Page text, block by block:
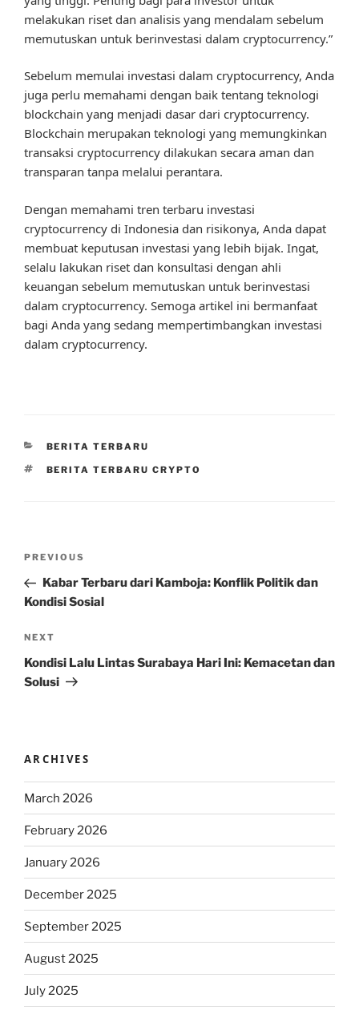
melakukan riset dan analisis yang mendalam sebelum
memutuskan untuk berinvestasi dalam cryptocurrency.”
Sebelum memulai investasi dalam cryptocurrency, Anda
juga perlu memahami dengan baik tentang teknologi
blockchain yang menjadi dasar dari cryptocurrency.
Blockchain merupakan teknologi yang memungkinkan
transaksi cryptocurrency dilakukan secara aman dan
transparan tanpa melalui perantara.
Dengan memahami tren terbaru investasi
cryptocurrency di Indonesia dan risikonya, Anda dapat
membuat keputusan investasi yang lebih bijak. Ingat,
selalu lakukan riset dan konsultasi dengan ahli
keuangan sebelum memutuskan untuk berinvestasi
dalam cryptocurrency. Semoga artikel ini bermanfaat
bagi Anda yang sedang mempertimbangkan investasi
dalam cryptocurrency.
CATEGORIES
BERITA TERBARU
TAGS
BERITA TERBARU CRYPTO
Previous
Post
PREVIOUS
Kabar Terbaru dari Kamboja: Konflik Politik dan
Kondisi Sosial
Next
Post
NEXT
Kondisi Lalu Lintas Surabaya Hari Ini: Kemacetan dan
Solusi
ARCHIVES
March 2026
February 2026
January 2026
December 2025
September 2025
August 2025
July 2025